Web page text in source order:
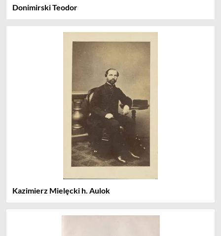
Donimirski Teodor
Kazimierz Mielęcki h. Aulok